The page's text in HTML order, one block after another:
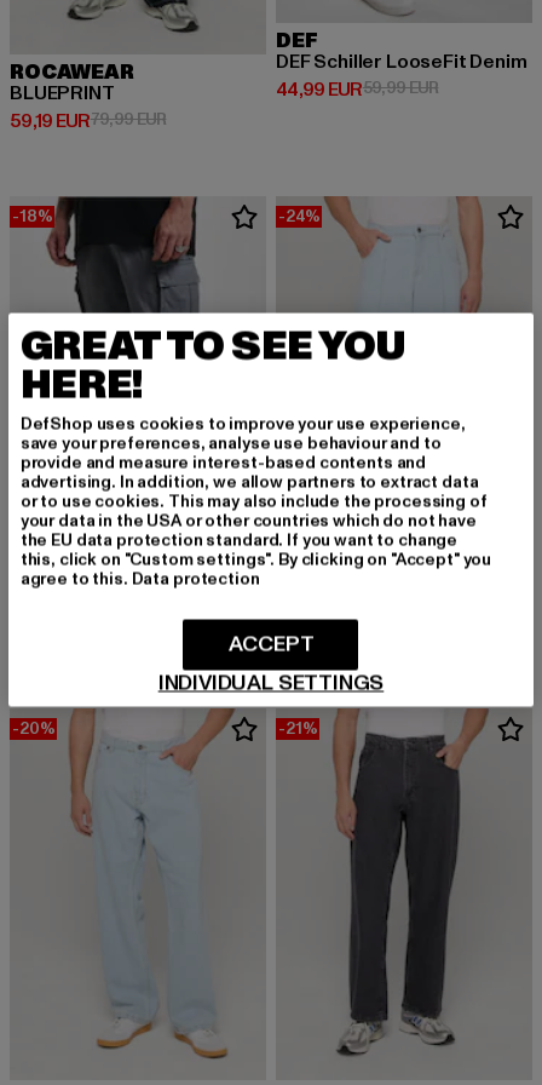
ROCAWEAR
BLUEPRINT
59,19 EUR
Derzeitiger Preis: 59,19 EUR
79,99 EURAktionspreis: 79,99 EUR
DEF
DEF Schiller LooseFit Denim
44,99 EUR
Derzeitiger Preis: 44,99 EUR
59,99 EURAktionspreis:
-18%
DEF
Derzeitiger Preis: 40,99 EURAktionspreis: 49,99 EUR
-24%
60,79 EUR
Derzeitiger Preis: 60,79 EUR
-20% -21%
GREAT TO SEE YOU
HERE!
DefShop uses cookies to improve your use experience,
save your preferences, analyse use behaviour and to
provide and measure interest-based contents and
advertising. In addition, we allow partners to extract data
or to use cookies. This may also include the processing of
your data in the USA or other countries which do not have
the EU data protection standard. If you want to change
this, click on "Custom settings". By clicking on "Accept" you
agree to this. Data protection
INDIVIDUAL SETTINGS
ACCEPT